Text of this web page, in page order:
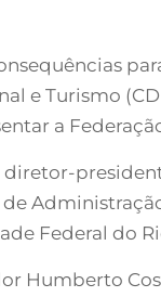
e Turismo
a
Federal do
Humberto